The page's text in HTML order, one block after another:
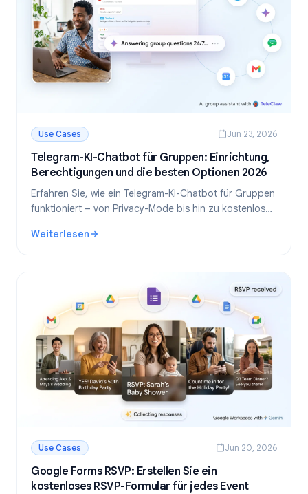
Use Cases Jun 23, 2026
Telegram-KI-Chatbot für Gruppen: Einrichtung,
Berechtigungen und die besten Optionen 2026
Erfahren Sie, wie ein Telegram-KI-Chatbot für Gruppen
funktioniert – von Privacy-Mode bis hin zu kostenlosen
Anleitung und Empfehlungen für Ihre Community.
Weiterlesen
: Telegram-KI-Chatbot für Gruppen: Einrichtung,
Use Cases Jun 20, 2026
Google Forms RSVP: Erstellen Sie ein
kostenloses RSVP-Formular für jedes Event